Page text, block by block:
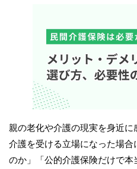
（無料）
親の老化や介護の現実を身近
介護を受ける立場になった場
のか」「公的介護保険だけで